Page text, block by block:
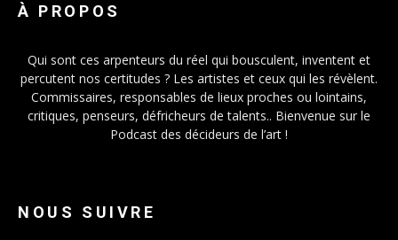
À PROPOS
Qui sont ces arpenteurs du réel qui bousculent, inventent et
percutent nos certitudes ? Les artistes et ceux qui les révèlent.
Commissaires, responsables de lieux proches ou lointains,
critiques, penseurs, défricheurs de talents.. Bienvenue sur le
Podcast des décideurs de l’art !
NOUS SUIVRE